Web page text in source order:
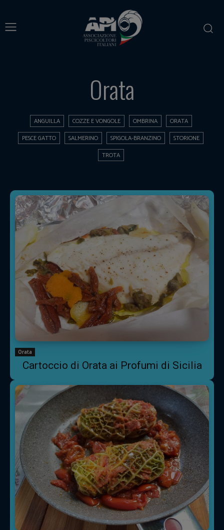
Orata
ANGUILLA COZZE E VONGOLE OMBRINA
ORATA
PESCE GATTO
SALMERINO SPIGOLA-BRANZINO
STORIONE
TROTA
Orata
Cartoccio di Orata ai Profumi di Sicilia